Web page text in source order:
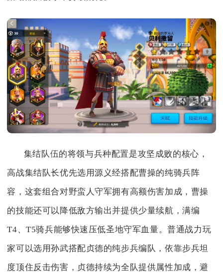
集结队伍的将领与兵种配置是攻坚成败的核心，
高战集结队长优先选用源义经搭配曹操的纯骑兵阵
容，这套组合对野蛮人守军拥有高额伤害加成，曹操
的技能还可以降低敌方输出并提供少量续航，满编
T4、T5骑兵能够快速压低圣地守军血量。普通战力玩
家可以选用孙武搭配贞德的纯步兵编队，依靠步兵坦
度顶住反击伤害，贞德持续为全队提供属性加成，避